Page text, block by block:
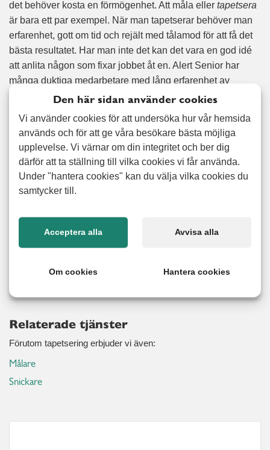
det behöver kosta en förmögenhet. Att måla eller tapetsera
är bara ett par exempel. När man tapetserar behöver man
erfarenhet, gott om tid och rejält med tålamod för att få det
bästa resultatet. Har man inte det kan det vara en god idé
att anlita någon som fixar jobbet åt en. Alert Senior har
många duktiga medarbetare med lång erfarenhet av
tapetsering och de hjälper dig gärna med jobbet, oavsett
tapetseringen och allt runt omkring som spackling och
slipning och vi fixar även både fondtapeter och tapeter som
kräver mönsterpassning. Självklart kan vi även anlitas för
borttagning av gamla tapeter. Välkommen att kontakta oss
angående just ditt behov av tapetsering!
Nöjd kund-garanti
Vi erbjuder 100% nöjd kund garanti på alla utförda arbeten.
Relaterade tjänster
Förutom tapetsering erbjuder vi även:
Målare
Snickare
Den här sidan använder cookies
Vi använder cookies för att undersöka hur vår hemsida
används och för att ge våra besökare bästa möjliga
upplevelse. Vi värnar om din integritet och ber dig
därför att ta ställning till vilka cookies vi får använda.
Under "hantera cookies" kan du välja vilka cookies du
samtycker till.
Acceptera alla Avvisa alla
Om cookies Hantera cookies